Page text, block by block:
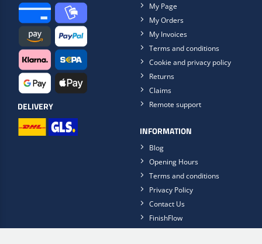
DELIVERY
My Page
My Orders
My Invoices
Terms and conditions
Cookie and privacy policy
Returns
Claims
Remote support
INFORMATION
Blog
Opening Hours
Terms and conditions
Privacy Policy
Contact Us
FinishFlow